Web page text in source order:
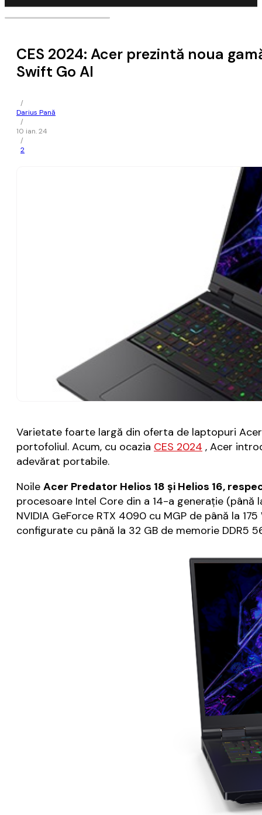
CES 2024: Acer prezintă noua
Swift Go AI
/
Darius Pană
/
10 ian. 24
/
2
Varietate foarte largă din oferta de laptopuri
portofoliul. Acum, cu ocazia CES 2024 , Acer
adevărat portabile.
Noile Acer Predator Helios 18 și Helios 16,
procesoare Intel Core din a 14-a generație (până
NVIDIA GeForce RTX 4090 cu MGP de până la
configurate cu până la 32 GB de memorie DDR5